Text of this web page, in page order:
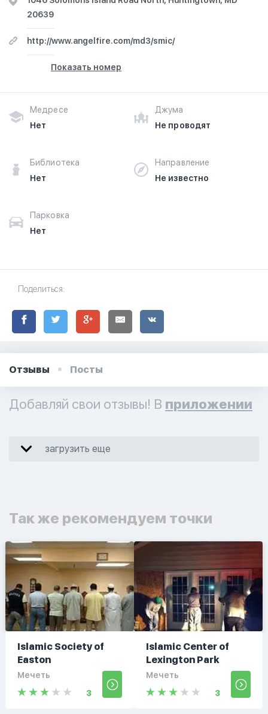
20639
http://www.angelfire.com/md3/smic/
Показать номер
Медресе
Нет
Джума
Не проводят
Библиотека
Нет
Направление
Не известно
Парковка
Нет
Поделиться:
Отзывы Посты
Добавляй свои отзывы! В приложении
загрузить еще
Так же рекомендуем точки
Islamic Society of
Easton
Мечеть
3
Islamic Center of
Lexington Park
Мечеть
3